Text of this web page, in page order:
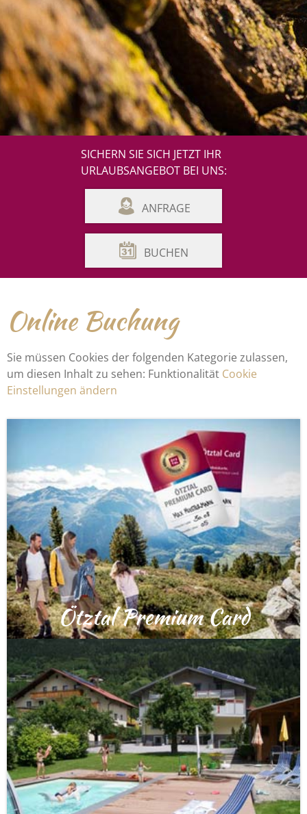
SICHERN SIE SICH JETZT IHR
URLAUBSANGEBOT BEI UNS:
ANFRAGE
BUCHEN
Online Buchung
Sie müssen Cookies der folgenden Kategorie zulassen,
um diesen Inhalt zu sehen: Funktionalität Cookie
Einstellungen ändern
Ötztal Premium Card